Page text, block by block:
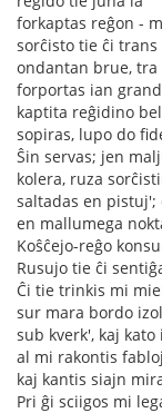
forkaptas reĝon -
sorĉisto tie ĉi trans
ondantan brue, tra
forportas ian
kaptita reĝidino
sopiras, lupo do
Ŝin servas; jen
kolera, ruza
saltadas en pistuj';
en mallumega
Koŝĉejo-reĝo
Rusujo tie ĉi
Ĉi tie trinkis mi
sur mara bordo
sub kverk', kaj
al mi rakontis
kaj kantis siajn
Pri ĝi sciigos mi